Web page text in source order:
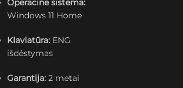
Operacinė sistema:
Windows 11 Home
Klaviatūra: ENG
išdėstymas
Garantija: 2 metai